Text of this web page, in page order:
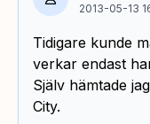
2013-05-13
Tidigare kunde
verkar endast
Själv hämtade
City.